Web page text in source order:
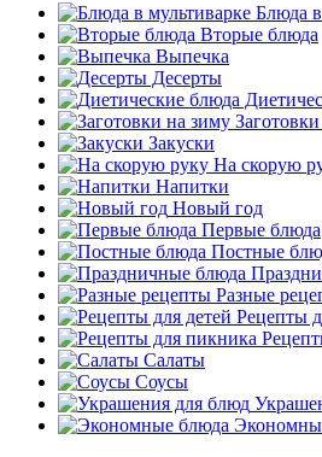
Блюда
Вторые блюда
Выпечка
Десерты
Закуски
На скорую
Напитки
Новый год
Первые блюда
Постные
Разные
Рецепты
Салаты
Соусы